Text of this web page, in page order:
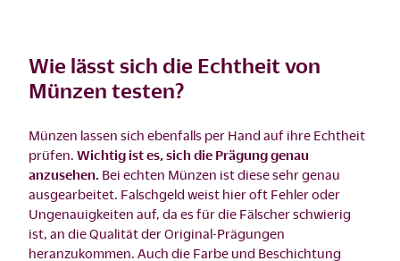
Wie lässt sich die Echtheit von
Münzen testen?
Münzen lassen sich ebenfalls per Hand auf ihre Echtheit
prüfen. Wichtig ist es, sich die Prägung genau
anzusehen. Bei echten Münzen ist diese sehr genau
ausgearbeitet. Falschgeld weist hier oft Fehler oder
Ungenauigkeiten auf, da es für die Fälscher schwierig
ist, an die Qualität der Original-Prägungen
heranzukommen. Auch die Farbe und Beschichtung